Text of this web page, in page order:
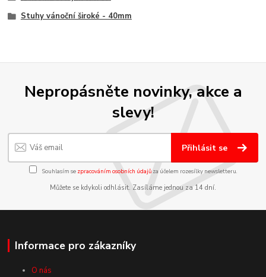
Stuhy vánoční široké - 40mm
Nepropásněte novinky, akce a
slevy!
Přihlásit se
Souhlasím se zpracováním osobních údajůza účelem rozesílky newsletteru.
Můžete se kdykoli odhlásit. Zasíláme jednou za 14 dní.
Informace pro zákazníky
O nás